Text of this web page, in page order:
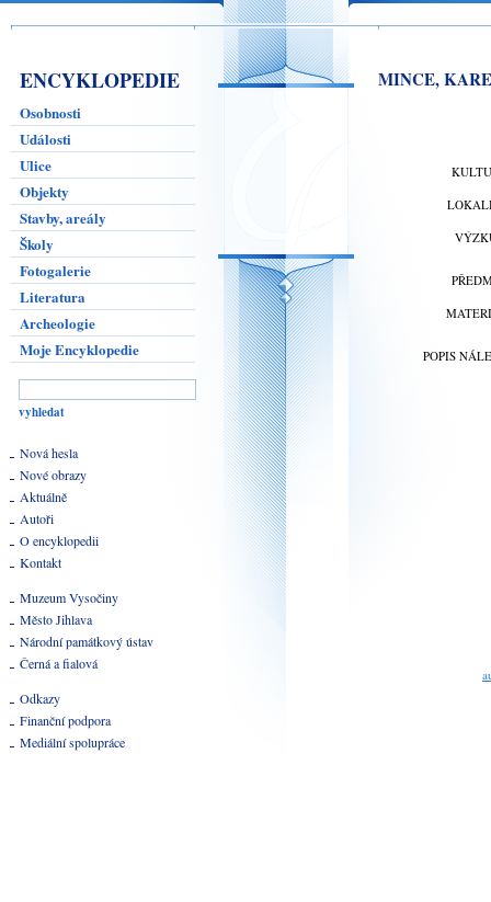
ENCYKLOPEDIE
Osobnosti
Události
Ulice
Objekty
Stavby, areály
Školy
Fotogalerie
Literatura
Archeologie
Moje Encyklopedie
Nová hesla
Nové obrazy
Aktuálně
Autoři
O encyklopedii
Kontakt
Muzeum Vysočiny
Město Jihlava
Národní památkový ústav
Černá a fialová
Odkazy
Finanční podpora
Mediální spolupráce
MINCE,
POPIS